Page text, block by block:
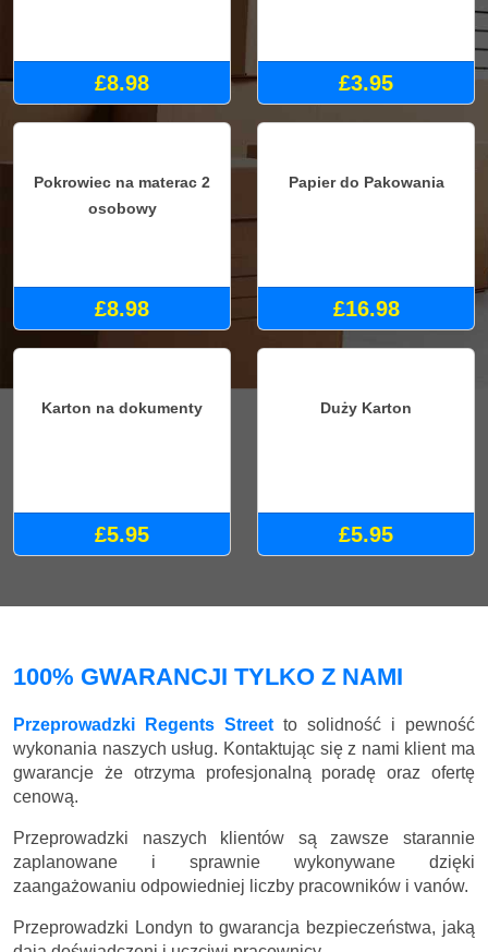
£8.98 £3.95
Pokrowiec na materac 2
osobowy
Papier do Pakowania
£16.98
Karton na dokumenty
£5.95
Duży Karton
£5.95
100% GWARANCJI TYLKO Z NAMI
Przeprowadzki Regents Street
wykonania naszych usług. Kontaktując się z nami klient ma
gwarancje że otrzyma profesjonalną poradę oraz ofertę
cenową.
Przeprowadzki naszych klientów są zawsze starannie
zaplanowane i sprawnie wykonywane dzięki